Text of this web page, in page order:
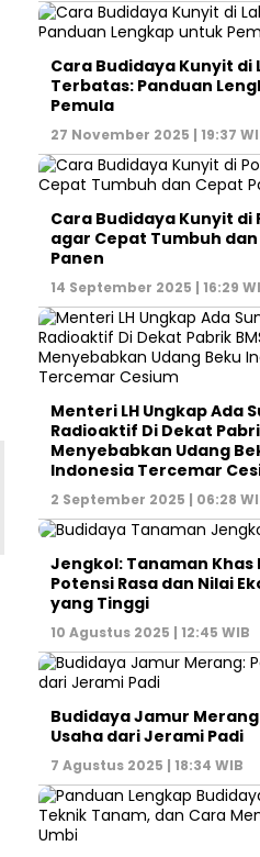
Cara Budidaya Kunyit di
Terbatas: Panduan
Pemula
27 November 2025 | 19:37
Cara Budidaya Kunyit di
agar Cepat Tumbuh
Panen
14 September 2025 | 16:29
Menteri LH Ungkap Ada
Radioaktif Di Dekat
Menyebabkan Udang
Indonesia Tercemar
2 September 2025 | 06:28
Jengkol: Tanaman
Potensi Rasa dan Nilai
yang Tinggi
10 Agustus 2025 | 12:45 WIB
Budidaya Jamur
Usaha dari Jerami Padi
7 Agustus 2025 | 18:34 WIB